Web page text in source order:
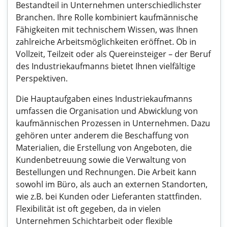
Bestandteil in Unternehmen unterschiedlichster
Branchen. Ihre Rolle kombiniert kaufmännische
Fähigkeiten mit technischem Wissen, was Ihnen
zahlreiche Arbeitsmöglichkeiten eröffnet. Ob in
Vollzeit, Teilzeit oder als Quereinsteiger – der Beruf
des Industriekaufmanns bietet Ihnen vielfältige
Perspektiven.
Die Hauptaufgaben eines Industriekaufmanns
umfassen die Organisation und Abwicklung von
kaufmännischen Prozessen in Unternehmen. Dazu
gehören unter anderem die Beschaffung von
Materialien, die Erstellung von Angeboten, die
Kundenbetreuung sowie die Verwaltung von
Bestellungen und Rechnungen. Die Arbeit kann
sowohl im Büro, als auch an externen Standorten,
wie z.B. bei Kunden oder Lieferanten stattfinden.
Flexibilität ist oft gegeben, da in vielen
Unternehmen Schichtarbeit oder flexible